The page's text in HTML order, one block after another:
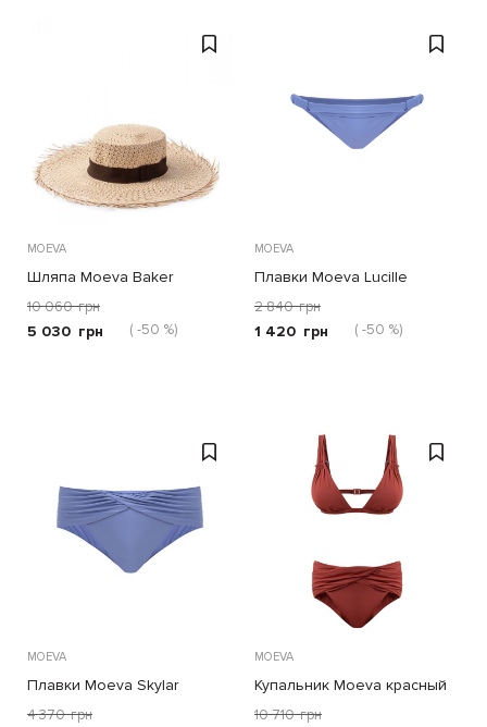
MOEVA
Шляпа Moeva Baker
песочная
10 060 грн
5 030 грн ( -50 %)
MOEVA
Плавки Moeva Lucille
голубые
2 840 грн
1 420 грн ( -50 %)
MOEVA
Плавки Moeva Skylar
голубые
4 370 грн
MOEVA
Купальник Moeva красный
10 710 грн